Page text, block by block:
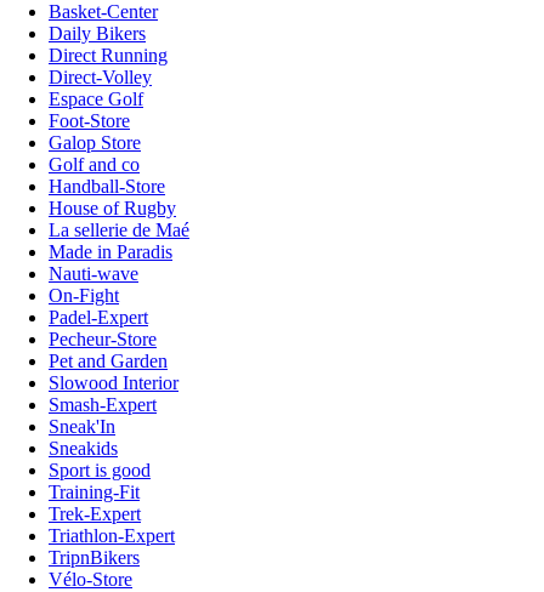
Basket-Center
Daily Bikers
Direct Running
Direct-Volley
Espace Golf
Foot-Store
Galop Store
Golf and co
Handball-Store
House of Rugby
La sellerie de Maé
Made in Paradis
Nauti-wave
On-Fight
Padel-Expert
Pecheur-Store
Pet and Garden
Slowood Interior
Smash-Expert
Sneak'In
Sneakids
Sport is good
Training-Fit
Trek-Expert
Triathlon-Expert
TripnBikers
Vélo-Store